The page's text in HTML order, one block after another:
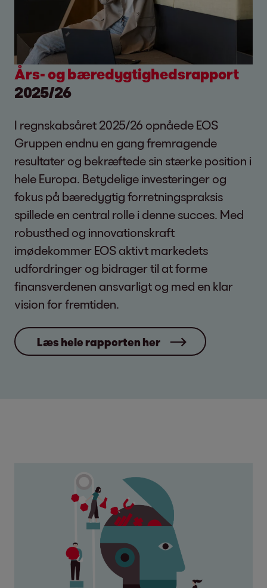
Års- og bæredygtighedsrapport
2025/26
I regnskabsåret 2025/26 opnåede EOS
Gruppen endnu en gang fremragende
resultater og bekræftede sin stærke position i
hele Europa. Betydelige investeringer og
fokus på bæredygtig forretningspraksis
spillede en central rolle i denne succes. Med
robusthed og innovationskraft
imødekommer EOS aktivt markedets
udfordringer og bidrager til at forme
finansverdenen ansvarligt og med en klar
vision for fremtiden.
Læs hele rapporten her